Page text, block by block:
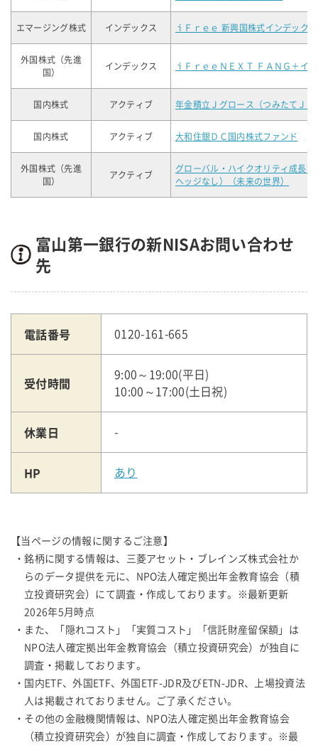
エマージング株式 インデックス ｉＦｒｅｅ 新興国株式インデックス
外国株式（先進
国）
インデックス ｉＦｒｅｅＮＥＸＴ ＦＡＮＧ＋イ
国内株式 アクティブ 年金積立Ｊグロース（つみたてＪグ
国内株式 アクティブ 大和住銀ＤＣ国内株式ファンド
外国株式（先進
国）
アクティブ
グローバル・ハイクオリティ成長
ヘッジなし）（未来の世界）
富山第一銀行の新NISAお問い合わせ
先
電話番号 0120-161-665
受付時間
9:00～19:00(平日)
10:00～17:00(土日祝)
休業日 -
HP あり
【当ページの情報に関するご注意】
・銘柄に関する情報は、三菱アセット・ブレインズ株式会社か
らのデータ提供を元に、NPO法人確定拠出年金教育協会（積
立投資研究会）にて調査・作成しております。※最新更新
2026年5月時点
・また、「隠れコスト」「実質コスト」「信託財産留保額」は
NPO法人確定拠出年金教育協会（積立投資研究会）が独自に
調査・掲載しております。
・国内ETF、外国ETF、外国ETF-JDR及びETN-JDR、上場投資法
人は掲載されておりません。ご了承ください。
・その他の金融機関情報は、NPO法人確定拠出年金教育協会
（積立投資研究会）が独自に調査・作成しております。※最